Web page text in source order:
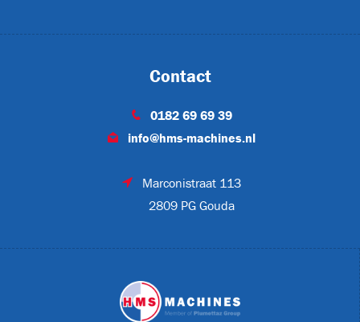
Contact
0182 69 69 39
info@hms-machines.nl
Marconistraat 113
2809 PG Gouda